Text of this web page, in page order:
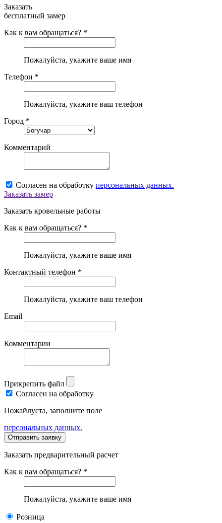
Заказать
бесплатный замер
Как к вам обращаться? *
Пожалуйста, укажите ваше имя
Телефон *
Пожалуйста, укажите ваш телефон
Город *
Комментарий
Согласен на обработку персональных данных.
Заказать замер
Заказать кровельные работы
Как к вам обращаться? *
Пожалуйста, укажите ваше имя
Контактный телефон *
Пожалуйста, укажите ваш телефон
Email
Комментарии
Прикрепить файл
Согласен на обработку
Пожайлуста, заполните поле
персональных данных.
Заказать предварительный расчет
Как к вам обращаться? *
Пожалуйста, укажите ваше имя
Розница